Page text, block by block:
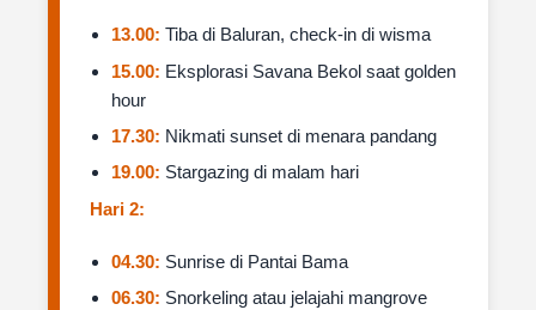
13.00: Tiba di Baluran, check-in di wisma
15.00: Eksplorasi Savana Bekol saat golden
hour
17.30: Nikmati sunset di menara pandang
19.00: Stargazing di malam hari
Hari 2:
04.30: Sunrise di Pantai Bama
06.30: Snorkeling atau jelajahi mangrove